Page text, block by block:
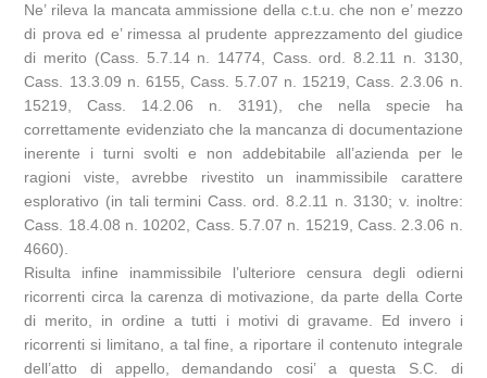
Ne’ rileva la mancata ammissione della c.t.u. che non e’ mezzo
di prova ed e’ rimessa al prudente apprezzamento del giudice
di merito (Cass. 5.7.14 n. 14774, Cass. ord. 8.2.11 n. 3130,
Cass. 13.3.09 n. 6155, Cass. 5.7.07 n. 15219, Cass. 2.3.06 n.
15219, Cass. 14.2.06 n. 3191), che nella specie ha
correttamente evidenziato che la mancanza di documentazione
inerente i turni svolti e non addebitabile all’azienda per le
ragioni viste, avrebbe rivestito un inammissibile carattere
esplorativo (in tali termini Cass. ord. 8.2.11 n. 3130; v. inoltre:
Cass. 18.4.08 n. 10202, Cass. 5.7.07 n. 15219, Cass. 2.3.06 n.
4660).
Risulta infine inammissibile l’ulteriore censura degli odierni
ricorrenti circa la carenza di motivazione, da parte della Corte
di merito, in ordine a tutti i motivi di gravame. Ed invero i
ricorrenti si limitano, a tal fine, a riportare il contenuto integrale
dell’atto di appello, demandando cosi’ a questa S.C. di